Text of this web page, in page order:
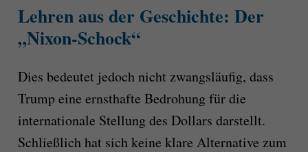
Lehren aus der Geschichte: Der
„Nixon-Schock“
Dies bedeutet jedoch nicht zwangsläufig, dass
Trump eine ernsthafte Bedrohung für die
internationale Stellung des Dollars darstellt.
Schließlich hat sich keine klare Alternative zum